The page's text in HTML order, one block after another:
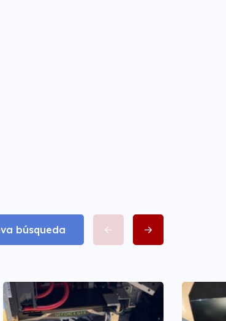
búsqueda